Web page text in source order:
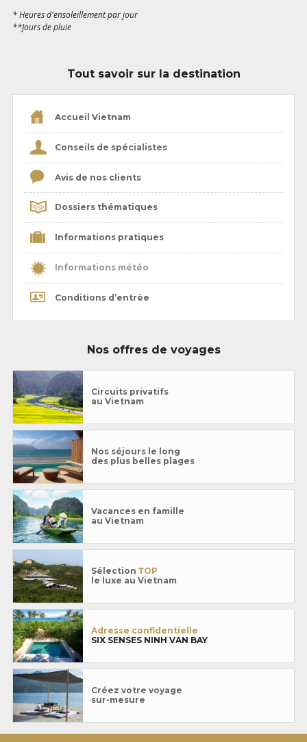
* Heures d'ensoleillement par jour
**Jours de pluie
Tout savoir sur la destination
Accueil Vietnam
Conseils de spécialistes
Avis de nos clients
Dossiers thématiques
Informations pratiques
Informations météo
Conditions d’entrée
Nos offres de voyages
Circuits privatifs
au Vietnam
Nos séjours le long
des plus belles plages
Vacances en famille
au Vietnam
Sélection TOP
le luxe au Vietnam
Adresse confidentielle
SIX SENSES NINH VAN BAY
Créez votre voyage
sur-mesure